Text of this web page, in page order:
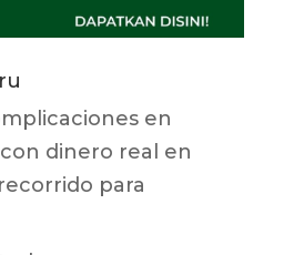
en
dinero real en
para